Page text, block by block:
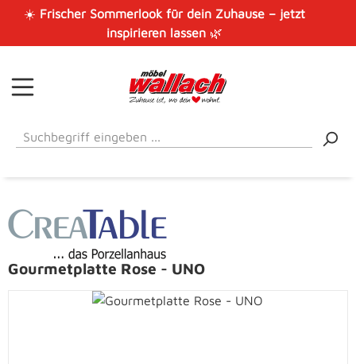
Zum Hauptinhalt springen
☀️ Frischer Sommerlook für dein Zuhause – jetzt
inspirieren lassen🌿
Bildergalerie überspringen
Gourmetplatte Rose - UNO